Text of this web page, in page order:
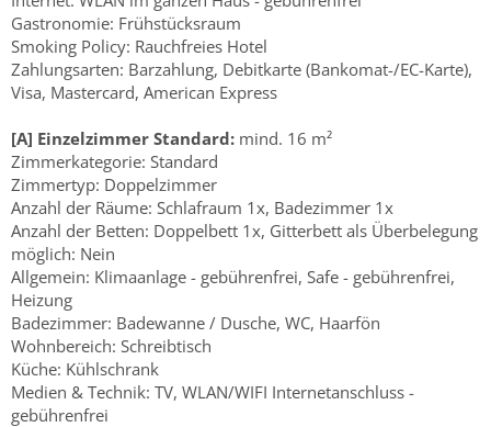
Gastronomie: Frühstücksraum
Smoking Policy: Rauchfreies Hotel
Zahlungsarten: Barzahlung, Debitkarte (Bankomat-/EC-Karte),
Visa, Mastercard, American Express
[A] Einzelzimmer Standard: mind. 16 m²
Zimmerkategorie: Standard
Zimmertyp: Doppelzimmer
Anzahl der Räume: Schlafraum 1x, Badezimmer 1x
Anzahl der Betten: Doppelbett 1x, Gitterbett als Überbelegung
möglich: Nein
Allgemein: Klimaanlage - gebührenfrei, Safe - gebührenfrei,
Heizung
Badezimmer: Badewanne / Dusche, WC, Haarfön
Wohnbereich: Schreibtisch
Küche: Kühlschrank
Medien & Technik: TV, WLAN/WIFI Internetanschluss -
gebührenfrei